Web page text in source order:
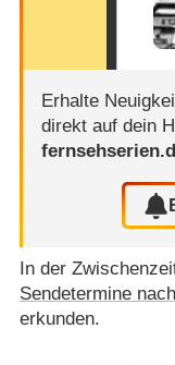
Erhalte
direkt auf dein
In der
Sendetermine
erkunden.